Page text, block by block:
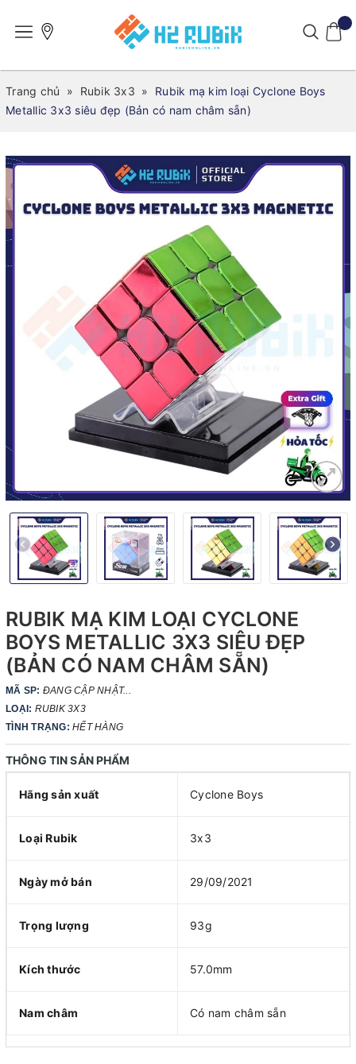
Trang chủ » Rubik 3x3 »
Rubik mạ kim loại Cyclone Boys
Metallic 3x3 siêu đẹp (Bản có nam châm sẵn)
RUBIK MẠ KIM LOẠI CYCLONE
BOYS METALLIC 3X3 SIÊU ĐẸP
(BẢN CÓ NAM CHÂM SẴN)
MÃ SP: ĐANG CẬP NHẬT...
LOẠI: RUBIK 3X3
TÌNH TRẠNG: HẾT HÀNG
THÔNG TIN SẢN PHẨM
Hãng sản xuất Cyclone Boys
Loại Rubik 3x3
Ngày mở bán 29/09/2021
Trọng lượng 93g
Kích thước 57.0mm
Nam châm Có nam châm sẵn